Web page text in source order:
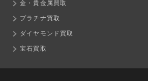
金・貴金属買取
プラチナ買取
ダイヤモンド買取
宝石買取